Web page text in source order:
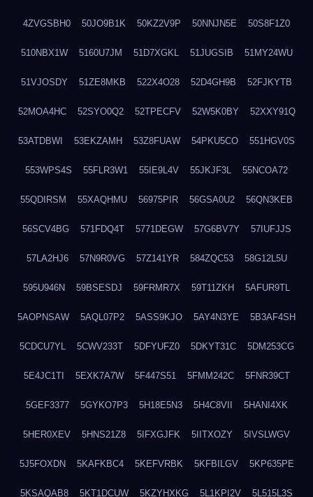
4ZVGSBH0 50JO9B1K 50KZ2V9P 50NNJN5E 50S8F1Z0
510NBX1W 5160U7JM 51D7XGKL 51JUGSIB 51MY24WU
51VJOSDY 51ZE8MKB 522X4O28 52D4GH9B 52FJKYTB
52MOA4HC 52SYO0Q2 52TPECFV 52W5K0BY 52XXY91Q
53ATDBWI 53EKZAMH 53Z8FUAW 54PKU5CO 551HGV0S
553WPS4S 55FLR3W1 55IE9L4V 55JKJF3L 55NCOA72
55QDIRSM 55XAQHMU 56975PIR 56GSA0U2 56QN3KEB
56SCV4BG 571FDQ4T 5771DEGW 57G6BV7Y 57IUFJJS
57LA2HJ6 57N9R0VG 57Z141YR 584ZQC53 58G12L5U
595U946N 59BSESDJ 59FRMR7X 59T11ZKH 5AFUR9TL
5AOPNSAW 5AQL07P2 5ASS9KJO 5AY4N3YE 5B3AF4SH
5CDCU7YL 5CWV233T 5DFYUFZ0 5DKYT31C 5DM253CG
5E4JC1TI 5EXK7A7W 5F447S51 5FMM242C 5FNR39CT
5GEF3377 5GYKO7P3 5H18E5N3 5H4C8VII 5HANI4XK
5HER0XEV 5HNS21Z8 5IFXGJFK 5IITXOZY 5IVSLWGV
5J5FOXDN 5KAFKBC4 5KEFVRBK 5KFBILGV 5KP635PE
5KSAQAB8 5KT1DCUW 5KZYHXKG 5L1KPI2V 5L515L3S